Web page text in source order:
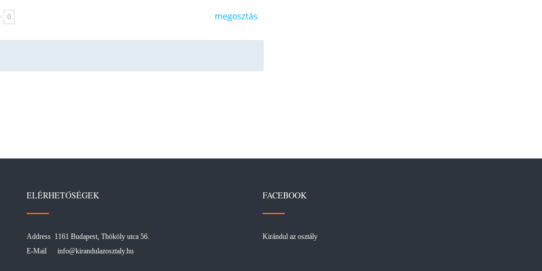
0 megosztás
ELÉRHETŐSÉGEK
Address 1161 Budapest, Thököly utca 56.
E-Mail info@kirandulazosztaly.hu
FACEBOOK
Kirándul az osztály